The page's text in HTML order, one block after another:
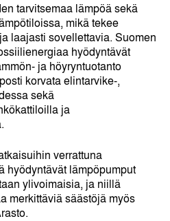
tarvitsemaa lämpöä sekä
mikä tekee
laajasti sovellettavia. Suomen
hyödyntävät
ja höyryntuotanto
korvata elintarvike-,
sekä
ja
verrattuna
hyödyntävät lämpöpumput
ylivoimaisia, ja niillä
merkittäviä säästöjä myös